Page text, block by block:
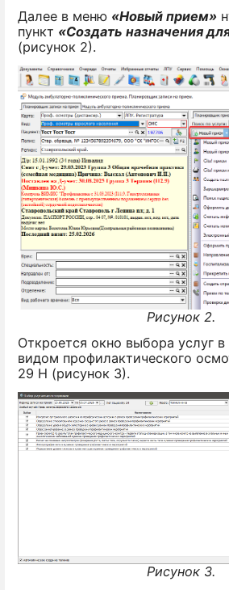
Далее в меню «Новый прием»
пункт «Создать назначения
(рисунок 2).
Рисунок 2.
Откроется окно выбора услуг в
видом профилактического
29 Н (рисунок 3).
Рисунок 3.